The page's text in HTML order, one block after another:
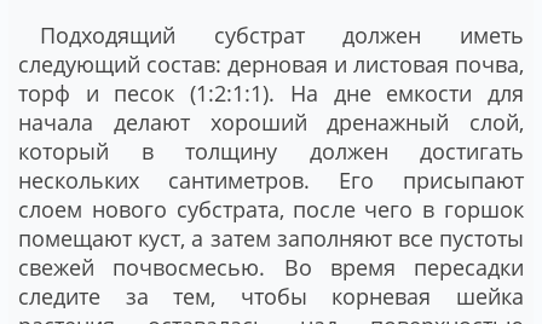
Подходящий субстрат должен иметь
следующий состав: дерновая и листовая почва,
торф и песок (1:2:1:1). На дне емкости для
начала делают хороший дренажный слой,
который в толщину должен достигать
нескольких сантиметров. Его присыпают
слоем нового субстрата, после чего в горшок
помещают куст, а затем заполняют все пустоты
свежей почвосмесью. Во время пересадки
следите за тем, чтобы корневая шейка